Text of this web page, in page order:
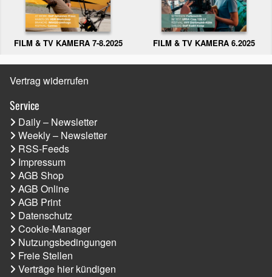
FILM & TV KAMERA 7-8.2025 FILM & TV KAMERA 6.2025
Vertrag widerrufen
Service
Daily – Newsletter
Weekly – Newsletter
RSS-Feeds
Impressum
AGB Shop
AGB Online
AGB Print
Datenschutz
Cookie-Manager
Nutzungsbedingungen
Freie Stellen
Verträge hier kündigen